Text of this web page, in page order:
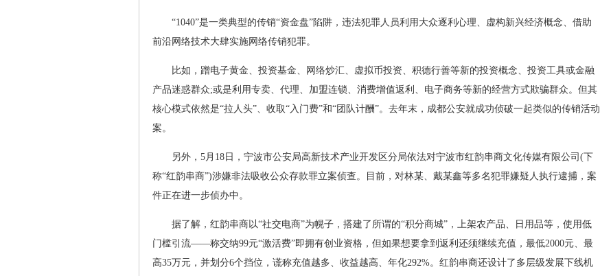
“1040”是一类典型的传销“资金盘”陷阱，违法犯罪人员利用大众逐利心理、虚构新兴经济概念、借助
前沿网络技术大肆实施网络传销犯罪。
比如，蹭电子黄金、投资基金、网络炒汇、虚拟币投资、积德行善等新的投资概念、投资工具或金融
产品迷惑群众;或是利用专卖、代理、加盟连锁、消费增值返利、电子商务等新的经营方式欺骗群众。但其
核心模式依然是“拉人头”、收取“入门费”和“团队计酬”。去年末，成都公安就成功侦破一起类似的传销活动
案。
另外，5月18日，宁波市公安局高新技术产业开发区分局依法对宁波市红韵串商文化传媒有限公司(下
称“红韵串商”)涉嫌非法吸收公众存款罪立案侦查。目前，对林某、戴某鑫等多名犯罪嫌疑人执行逮捕，案
件正在进一步侦办中。
据了解，红韵串商以“社交电商”为幌子，搭建了所谓的“积分商城”，上架农产品、日用品等，使用低
门槛引流——称交纳99元“激活费”即拥有创业资格，但如果想要拿到返利还须继续充值，最低2000元、最
高35万元，并划分6个挡位，谎称充值越多、收益越高、年化292%。红韵串商还设计了多层级发展下线机